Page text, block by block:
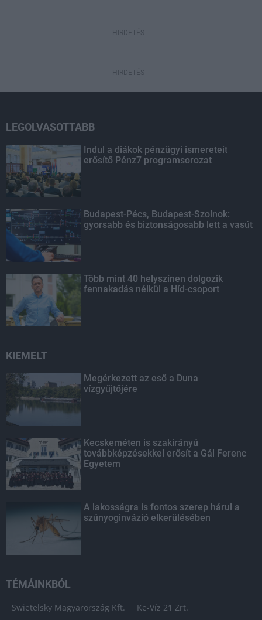
HIRDETÉS
HIRDETÉS
LEGOLVASOTTABB
Indul a diákok pénzügyi ismereteit
erősítő Pénz7 programsorozat
Budapest-Pécs, Budapest-Szolnok:
gyorsabb és biztonságosabb lett a vasút
Több mint 40 helyszínen dolgozik
fennakadás nélkül a Híd-csoport
KIEMELT
Megérkezett az eső a Duna
vízgyűjtőjére
Kecskeméten is szakirányú
továbbképzésekkel erősít a Gál Ferenc
Egyetem
A lakosságra is fontos szerep hárul a
szúnyoginvázió elkerülésében
TÉMÁINKBÓL
Swietelsky Magyarország Kft. Ke-Víz 21 Zrt.